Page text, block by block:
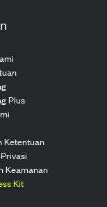
Plus
Ketentuan
Keamanan
Kit